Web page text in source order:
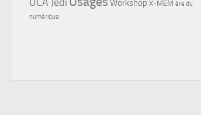
Workshop X-MEM ère du
numérique